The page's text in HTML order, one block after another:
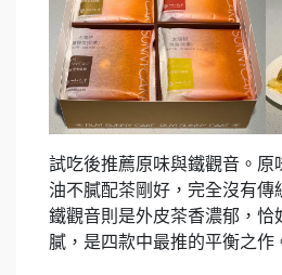
試吃後推薦原味與鐵觀音。原
油不膩配茶剛好，完全沒有傳
鐵觀音則是外皮茶香濃郁，恰
膩，是四款中最推的平衡之作